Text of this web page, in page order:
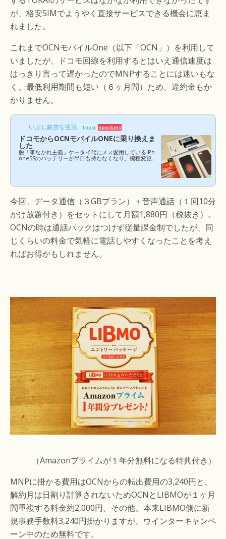
が、格安SIMでようやく直接サービスできる機会に恵ま
れました。
これまでOCNモバイルOne（以下「OCN」）を利用して
いましたが、ドコモ回線を利用するとはいえ通信速度は
はっきり言って遅かったのでMNPすることには迷いもな
く、最低利用期間も短い（６ヶ月間）ため、違約金もか
かりません。
いぶし銀杏な生活 1 post 6 pockets
ドコモからOCNモバイルONEに乗り換えま
した
脱「事なかれ主義」ケータイ代にメス愛用しているiPh
one5Sのバッテリーが半日も持たなくなり、機種変更
交換して凌いできましたが、この１月に晴れて２年縛
約することにしました。機種変更をすれば料金は上が
るし、せっかくバッテリーを交換して機種変更をしな
くても今のまま高...
今回、データ通信（３GBプラン）＋音声通話（１回10分
かけ放題付き）をセットにして月額1,880円（税抜き）。
OCNの時は通話パックはつけず従量課金制でしたが、同
じくらいの料金で気軽に電話しやすくなったことを考え
ればお得かもしれません。
（Amazonプライムが１年分無料になる特典付き）
MNPに掛かる費用はOCNからの転出費用の3,240円と、
解約月は日割り計算されないためOCNとLIBMOが１ヶ月
間重複する料金約2,000円。その他、本来LIBMO側に新
規事務手数料3,240円掛かりますが、ウインターキャンペ
ーン中のため無料です。